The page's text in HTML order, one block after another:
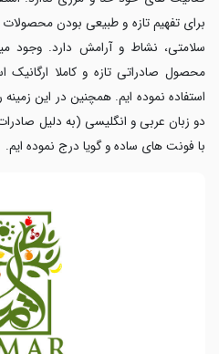
برای تفهیم تازه و طبیعی بودن
سلامتی، نشاط و آرامش دارد. وجود
محصول صادراتی تازه و کاملا
استفاده نموده ایم. همچنین در این
دو زبان عربی و انگلیسی (به دلیل
با فونت های ساده و گویا درج نموده ایم.